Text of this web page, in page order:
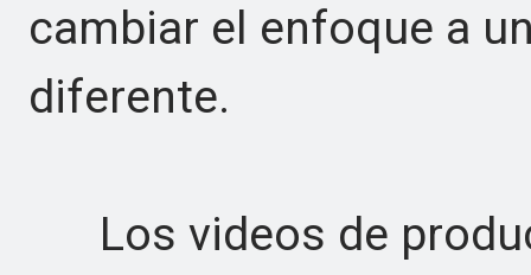
cambiar el enfoque a
diferente.
Los videos de